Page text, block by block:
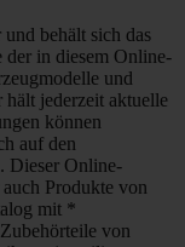
behält sich das
der in diesem Online-
und
hält jederzeit aktuelle
können
auf den
Dieser Online-
Produkte von
mit *
von